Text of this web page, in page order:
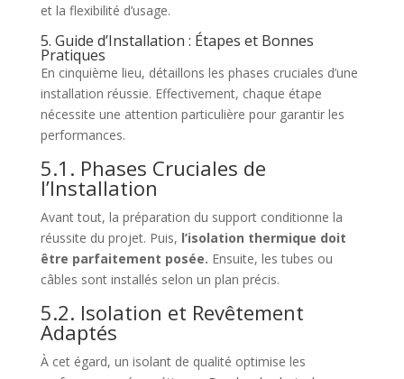
et la flexibilité d’usage.
5. Guide d’Installation : Étapes et Bonnes
Pratiques
En cinquième lieu, détaillons les phases cruciales d’une
installation réussie. Effectivement, chaque étape
nécessite une attention particulière pour garantir les
performances.
5.1. Phases Cruciales de
l’Installation
Avant tout, la préparation du support conditionne la
réussite du projet. Puis, l’isolation thermique doit
être parfaitement posée. Ensuite, les tubes ou
câbles sont installés selon un plan précis.
5.2. Isolation et Revêtement
Adaptés
À cet égard, un isolant de qualité optimise les